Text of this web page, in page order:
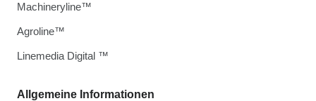
Allgemeine Informationen
Machineryline™
Agroline™
Linemedia Digital ™